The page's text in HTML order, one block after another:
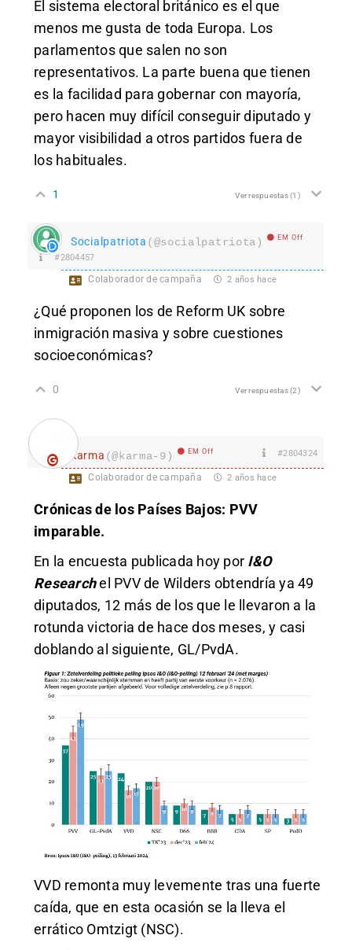
El sistema electoral británico es el que
menos me gusta de toda Europa. Los
parlamentos que salen no son
representativos. La parte buena que tienen
es la facilidad para gobernar con mayoría,
pero hacen muy difícil conseguir diputado y
mayor visibilidad a otros partidos fuera de
los habituales.
1 Ver respuestas(1)
Socialpatriota (@socialpatriota) EM Off
#2804457
Colaborador de campaña 2 años hace
¿Qué proponen los de Reform UK sobre
inmigración masiva y sobre cuestiones
socioeconómicas?
0 Ver respuestas(2)
karma (@karma-9) EM Off #2804324
Colaborador de campaña 2 años hace
Crónicas de los Países Bajos: PVV
imparable.
En la encuesta publicada hoy por I&O
Researchel PVV de Wilders obtendría ya 49
diputados, 12 más de los que le llevaron a la
rotunda victoria de hace dos meses, y casi
doblando al siguiente, GL/PvdA.
VVD remonta muy levemente tras una fuerte
caída, que en esta ocasión se la lleva el
errático Omtzigt (NSC).